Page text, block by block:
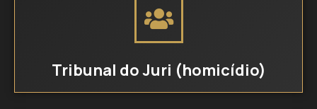
Tribunal do Juri (homicídio)